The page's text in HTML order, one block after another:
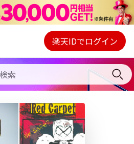
Webプレイヤー
ご契約内容の確認・変更
楽天IDでログイン